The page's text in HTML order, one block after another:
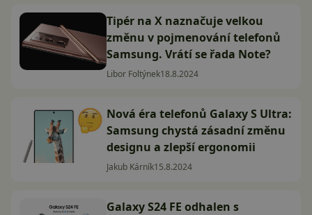
Tipér na X naznačuje velkou
změnu v pojmenování telefonů
Samsung. Vrátí se řada Note?
Libor Foltýnek18.8.2024
Nová éra telefonů Galaxy S Ultra:
Samsung chystá zásadní změnu
designu a zlepší ergonomii
Jakub Kárník15.8.2024
Galaxy S24 FE odhalen s